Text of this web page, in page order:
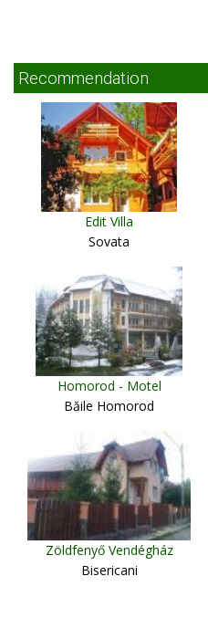
Recommendation
Edit Villa
Sovata
Homorod - Motel
Băile Homorod
Zöldfenyő Vendégház
Bisericani